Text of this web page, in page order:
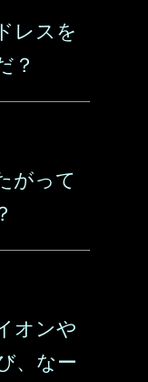
レスを
？
がって
オンや
、なー